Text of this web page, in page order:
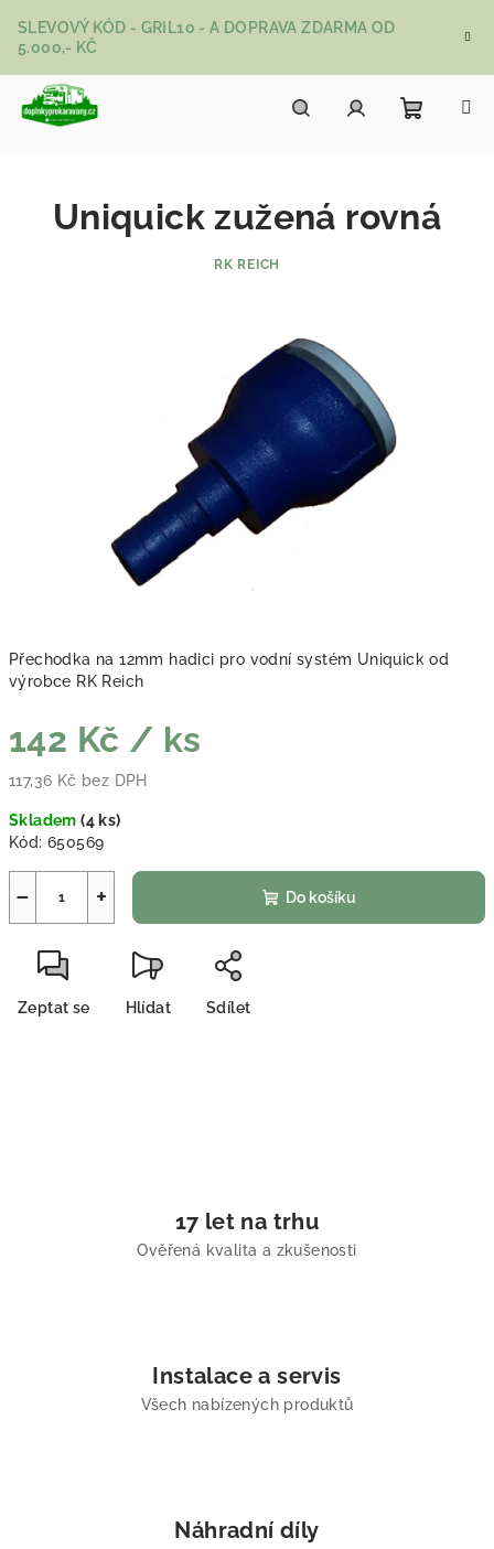
SLEVOVÝ KÓD - GRIL10 - A DOPRAVA ZDARMA OD
5.000,- KČ
Přechodka na 12mm hadici pro vodní systém Uniquick od
výrobce RK Reich
142 Kč / ks
117,36 Kč bez DPH
Skladem(4 ks)
Kód: 650569
+
− Do košíku
Zeptat se Hlídat Sdílet
Uniquick zužená rovná
RK REICH
17 let na trhu
Ověřená kvalita a zkušenosti
Instalace a servis
Všech nabízených produktů
Náhradní díly